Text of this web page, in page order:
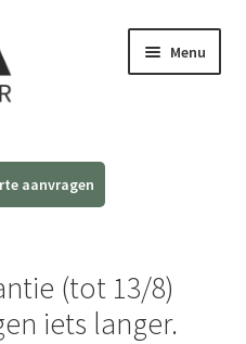
Menu
(tot 13/8)
iets langer.